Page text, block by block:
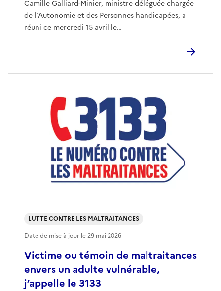
Camille Galliard-Minier, ministre déléguée chargée
de l’Autonomie et des Personnes handicapées, a
réuni ce mercredi 15 avril le…
Victime ou témoin de maltraitances
envers un adulte vulnérable,
j’appelle le 3133
LUTTE CONTRE LES MALTRAITANCES
Date de mise à jour le29 mai 2026